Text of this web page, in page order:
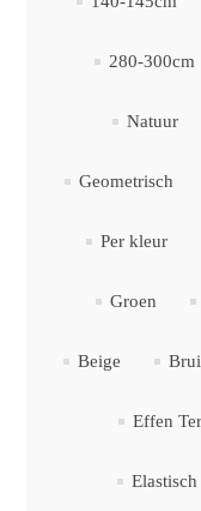
280-300cm
Natuur
Geometrisch
Per kleur
Groen
Beige
Effen